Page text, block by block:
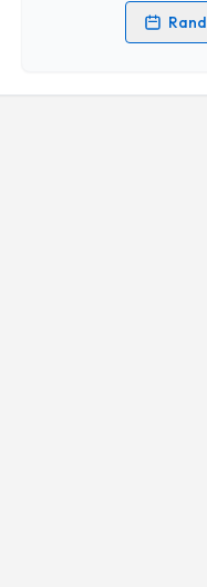
Kişisel verilerimin